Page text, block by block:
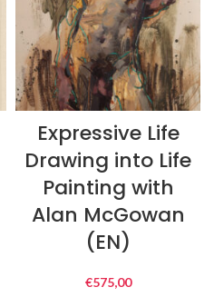
Expressive Life
Drawing into Life
Painting with
Alan McGowan
(EN)
€575,00